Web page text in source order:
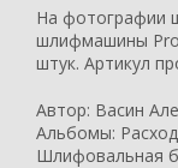
На фотографии
шлифмашины
штук. Артикул
Автор: Васин
Альбомы:
Шлифовальная